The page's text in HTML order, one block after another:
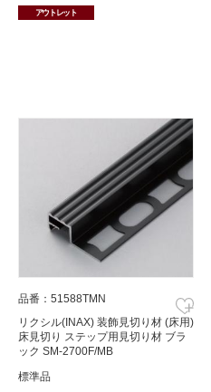
アウトレット
品番：51588TMN
リクシル(INAX) 装飾見切り材 (床用)
床見切り ステップ用見切り材 ブラ
ック SM-2700F/MB
標準品